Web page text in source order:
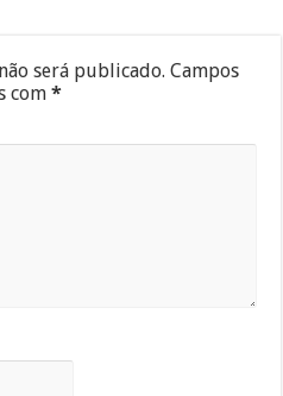
será publicado. Campos
com*